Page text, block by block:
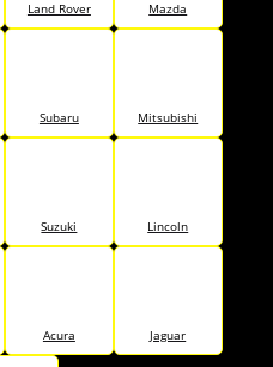
Land Rover Mazda
Subaru Mitsubishi
Suzuki Lincoln
Acura Jaguar